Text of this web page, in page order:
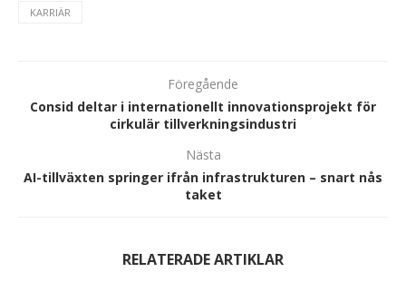
KARRIÄR
Föregående
Consid deltar i internationellt innovationsprojekt för
cirkulär tillverkningsindustri
Nästa
AI-tillväxten springer ifrån infrastrukturen – snart nås
taket
RELATERADE ARTIKLAR